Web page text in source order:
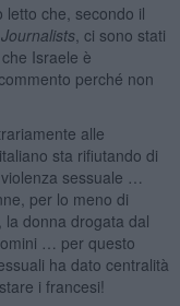
letto che, secondo il
, ci sono stati
Israele è
perché non
alle
sta rifiutando di
sessuale …
per lo meno di
la donna drogata dal
… per questo
ha dato centralità
i francesi!